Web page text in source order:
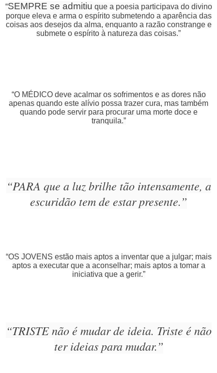
“SEMPRE se admitiu que a poesia participava do divino
porque eleva e arma o espírito submetendo a aparência das
coisas aos desejos da alma, enquanto a razão constrange e
submete o espírito à natureza das coisas.”
“O MÉDICO deve acalmar os sofrimentos e as dores não
apenas quando este alívio possa trazer cura, mas também
quando pode servir para procurar uma morte doce e
tranquila.”
“PARA que a luz brilhe tão intensamente, a
escuridão tem de estar presente.”
“OS JOVENS estão mais aptos a inventar que a julgar; mais
aptos a executar que a aconselhar; mais aptos a tomar a
iniciativa que a gerir.”
“TRISTE não é mudar de ideia. Triste é não
ter ideias para mudar.”